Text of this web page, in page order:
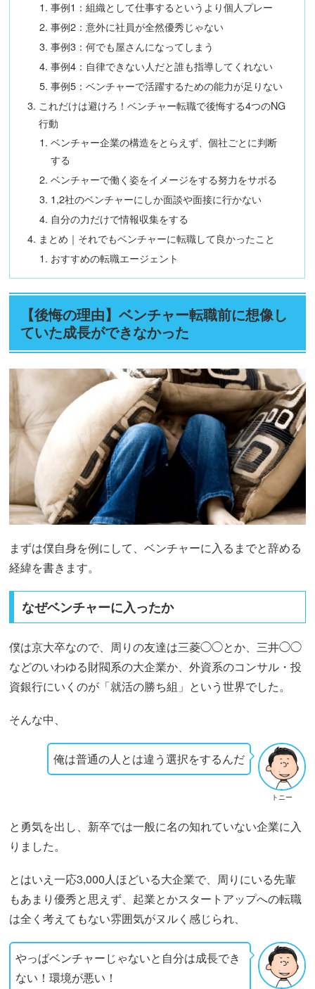
事例1：組織として仕事するというより個人プレー
事例2：意外に社員が全然優秀じゃない
事例3：何でも屋さんになってしまう
事例4：自律できない人だと誰も指導してくれない
事例5：ベンチャーで活躍するための能力が足りない
これだけは避けろ！ベンチャー転職で後悔する4つのNG
行動
ベンチャー企業の構造をとらえず、個社ごとに判断
する
ベンチャーで働く姿をイメージをする努力をサボる
1,2社のベンチャーにしか面談や面接に行かない
自分の力だけで情報収集をする
まとめ｜それでもベンチャーに転職して良かったこと
おすすめの転職エージェント
【後悔の理由】ベンチャー転職前に想像し
ていた成長ができなかった
まずは僕自身を例にして、ベンチャーに入るまでと辞める
経緯を書きます。
なぜベンチャーに入ったか
僕は京大卒なので、周りの友達は三菱◯◯とか、三井◯◯
などのいわゆる財閥系の大企業か、外資系のコンサル・投
資銀行にいくのが「就活の勝ち組」という世界でした。
そんな中、
トニー
俺は普通の人とは違う選択をするんだ
と勇気を出し、新卒では一般に名の知れていない企業に入
りました。
とはいえ一応3,000人ほどいる大企業で、周りにいる先輩
もあまり優秀と思えず、起業とかスタートアップへの転職
は全く考えてもない雰囲気がヌルく感じられ、
やっぱベンチャーじゃないと自分は成長でき
ない！環境が悪い！